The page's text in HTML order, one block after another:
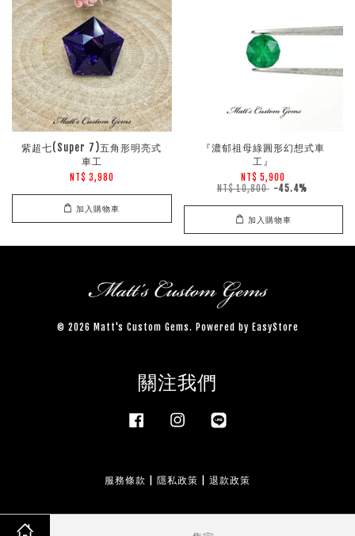
紫超七(Super 7)五角形明亮式
車工
NT$ 3,980
加入購物車
『濃郁祖母綠圓形幻想式車
工』
NT$ 5,900
NT$ 10,800 -45.4%
加入購物車
© 2026 Matt's Custom Gems. Powered by EasyStore
關注我們
Facebook Instagram
服務條款 隱私政策 退款政策